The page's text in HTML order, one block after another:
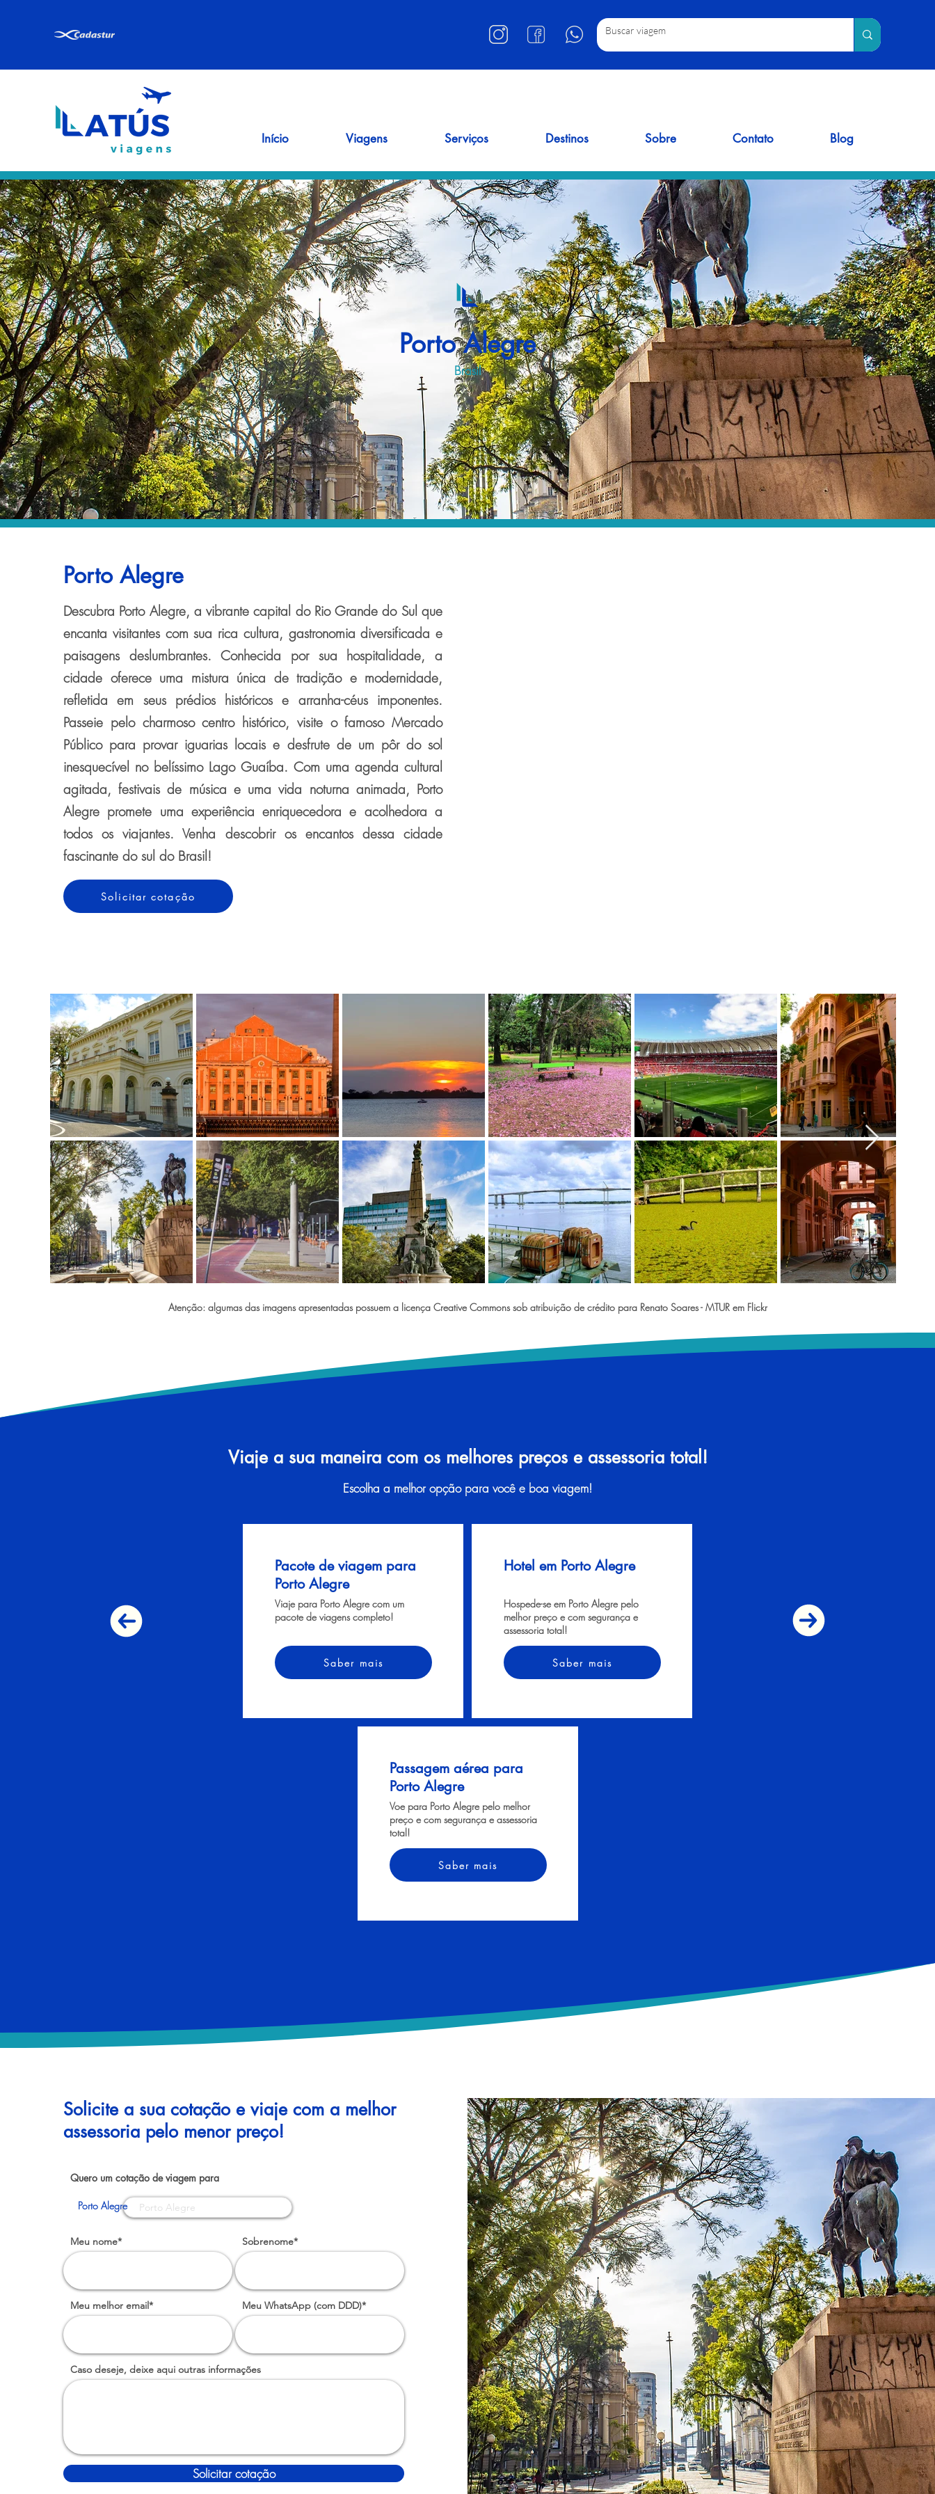
Início Viagens Serviços Destinos Sobre Contato Blog
Porto Alegre
Brasil
Porto Alegre
Descubra Porto Alegre, a vibrante capital do Rio Grande do Sul que
encanta visitantes com sua rica cultura, gastronomia diversificada e
paisagens deslumbrantes. Conhecida por sua hospitalidade, a
cidade oferece uma mistura única de tradição e modernidade,
refletida em seus prédios históricos e arranha-céus imponentes.
Passeie pelo charmoso centro histórico, visite o famoso Mercado
Público para provar iguarias locais e desfrute de um pôr do sol
inesquecível no belíssimo Lago Guaíba. Com uma agenda cultural
agitada, festivais de música e uma vida noturna animada, Porto
Alegre promete uma experiência enriquecedora e acolhedora a
todos os viajantes. Venha descobrir os encantos dessa cidade
fascinante do sul do Brasil!
Solicitar cotação
Atenção: algumas das imagens apresentadas possuem a licença Creative Commons sob atribuição de crédito para Renato Soares - MTUR em Flickr
Viaje a sua maneira com os melhores preços e assessoria total!
Escolha a melhor opção para você e boa viagem!
Pacote de viagem para
Porto Alegre
Viaje para Porto Alegre com um
pacote de viagens completo!
Saber mais
Hotel em Porto Alegre
Hospede-se em Porto Alegre pelo
melhor preço e com segurança e
assessoria total!
Saber mais
Passagem aérea para
Porto Alegre
Voe para Porto Alegre pelo melhor
preço e com segurança e assessoria
total!
Saber mais
Solicite a sua cotação e viaje com a melhor
assessoria pelo menor preço!
Quero um cotação de viagem para
Porto Alegre
Meu nome* Sobrenome*
Meu melhor email* Meu WhatsApp (com DDD)*
Caso deseje, deixe aqui outras informações
Solicitar cotação